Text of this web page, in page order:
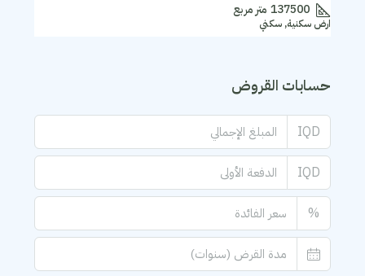
137500 متر مربع
ارض سكنية, سكني
حسابات القروض
IQD
IQD
%